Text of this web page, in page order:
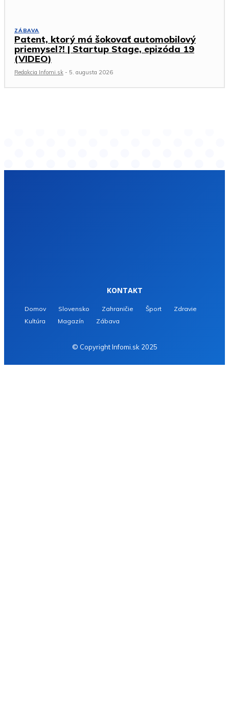
ZÁBAVA
Patent, ktorý má šokovať automobilový
priemysel?! | Startup Stage, epizóda 19
(VIDEO)
Redakcia Infomi.sk - 5. augusta 2026
KONTAKT
Domov Slovensko Zahraničie Šport
Zdravie
Kultúra
Magazín Zábava
© Copyright Infomi.sk 2025